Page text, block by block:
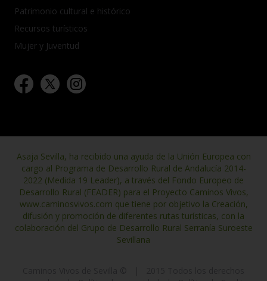
Patrimonio cultural e histórico
Recursos turísticos
Mujer y Juventud
Asaja Sevilla, ha recibido una ayuda de la Unión Europea con
cargo al Programa de Desarrollo Rural de Andalucía 2014-
2022 (Medida 19 Leader), a través del Fondo Europeo de
Desarrollo Rural (FEADER) para el Proyecto Caminos Vivos,
www.caminosvivos.com que tiene por objetivo la Creación,
difusión y promoción de diferentes rutas turísticas, con la
colaboración del Grupo de Desarrollo Rural Serranía Suroeste
Sevillana